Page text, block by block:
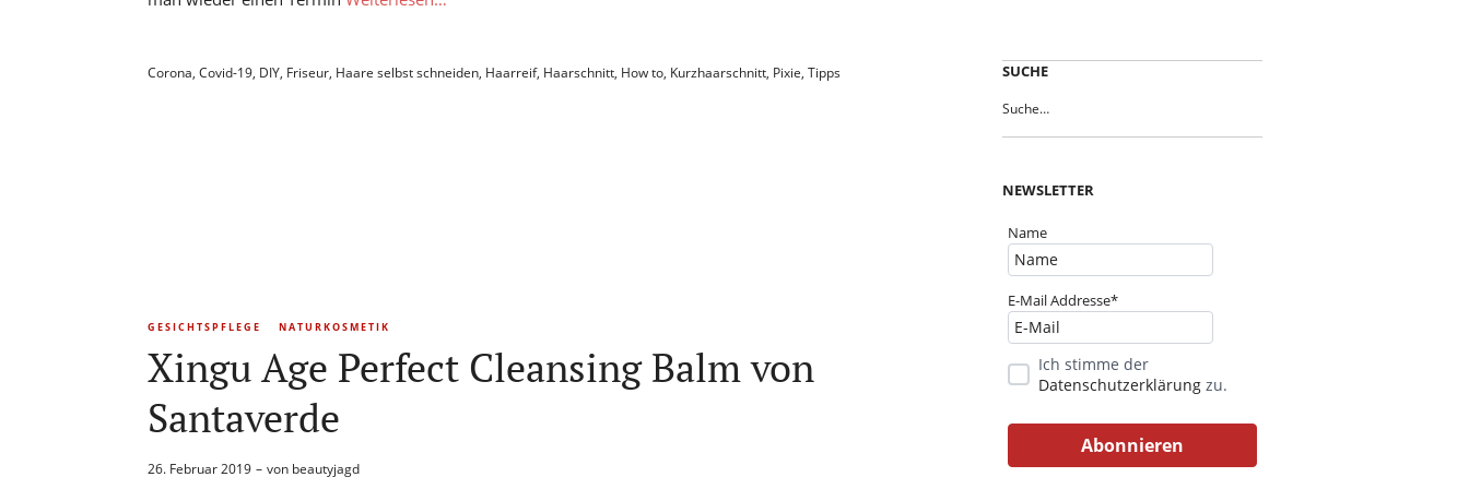
Corona, Covid-19, DIY, Friseur, Haare selbst schneiden, Haarreif, Haarschnitt, How to, Kurzhaarschnitt, Pixie, Tipps
GESICHTSPFLEGE NATURKOSMETIK
Xingu Age Perfect Cleansing Balm von
Santaverde
26. Februar 2019 von beautyjagd
SUCHE
NEWSLETTER
Name
E-Mail Addresse*
Ich stimme der
Datenschutzerklärung zu.